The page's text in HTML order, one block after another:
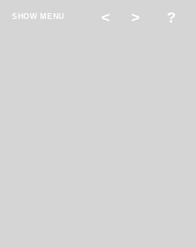
SHOW MENU < > ?